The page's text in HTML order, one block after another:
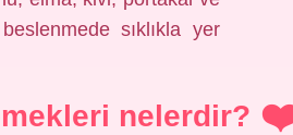
sıklıkla yer
nelerdir?